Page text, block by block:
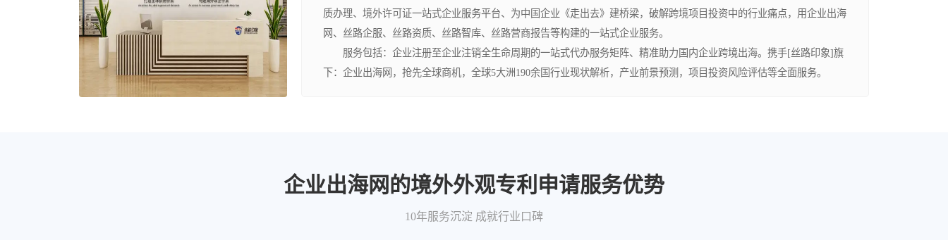
质办理、境外许可证一站式企业服务平台、为中国企业《走出去》建桥梁，破解跨境项目投资中的行业痛点，用企业出海
网、丝路企服、丝路资质、丝路智库、丝路营商报告等构建的一站式企业服务。
服务包括：企业注册至企业注销全生命周期的一站式代办服务矩阵、精准助力国内企业跨境出海。携手[丝路印象]旗
下：企业出海网，抢先全球商机，全球5大洲190余国行业现状解析，产业前景预测，项目投资风险评估等全面服务。
企业出海网的境外外观专利申请服务优势
10年服务沉淀 成就行业口碑